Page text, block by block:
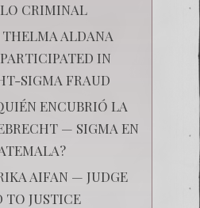
CRIMINAL
THELMA ALDANA
IN
SIGMA FRAUD
ENCUBRIÓ LA
— SIGMA EN
AIFAN — JUDGE
TO JUSTICE